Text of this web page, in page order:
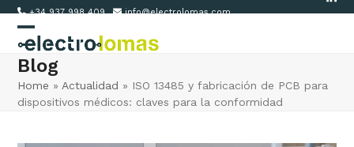
Skip
content
+34 937 998 409 info@electrolomas.com
Open
mobile
menu
Close
mobile
menu
Blog
Home » Actualidad » ISO 13485 y fabricación de PCB para
dispositivos médicos: claves para la conformidad